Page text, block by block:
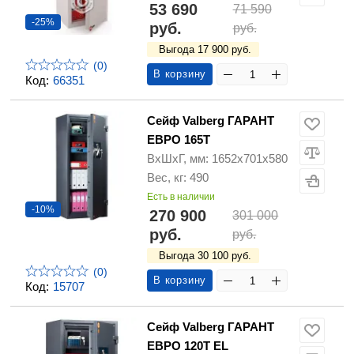
Код: 66351
-25%
(0)
53 690
руб.
71 590
руб.
Выгода 17 900 руб.
В корзину
Код: 15707
-10%
(0)
Сейф Valberg ГАРАНТ
ЕВРО 165Т
ВхШхГ, мм: 1652х701х580
Вес, кг: 490
Есть в наличии
270 900
руб.
301 000
руб.
Выгода 30 100 руб.
В корзину
Сейф Valberg ГАРАНТ
ЕВРО 120Т EL